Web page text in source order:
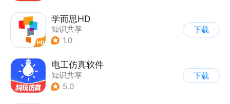
学而思HD
知识共享
1.0
下载
电工仿真软件
知识共享
5.0
下载